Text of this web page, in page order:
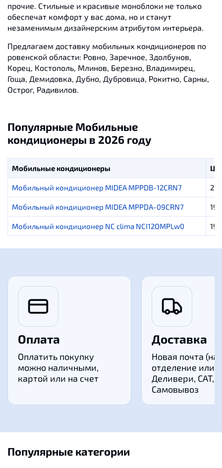
прочие. Стильные и красивые моноблоки не только
обеспечат комфорт у вас дома, но и станут
незаменимым дизайнерским атрибутом интерьера.
Предлагаем доставку мобильных кондиционеров по
ровенской области: Ровно, Заречное, Здолбунов,
Корец, Костополь, Млинов, Березно, Владимирец,
Гоща, Демидовка, Дубно, Дубровица, Рокитно, Сарны,
Острог, Радивилов.
Популярные Мобильные
кондиционеры в 2026 году
Мобильные кондиционеры
Мобильный кондиционер MIDEA MPPDB-12CRN7 21
Мобильный кондиционер MIDEA MPPDA-09CRN7 19
Мобильный кондиционер NC clima NCI12ОMPLw0 19
Оплата
Оплатить покупку
можно наличными,
картой или на счет
Доставка
Новая почта (на
отделение или
Деливери, САТ,
Самовывоз
Популярные категории